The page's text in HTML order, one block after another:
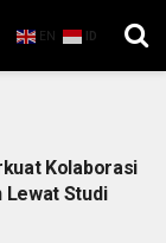
EN ID
Kolaborasi
Lewat Studi